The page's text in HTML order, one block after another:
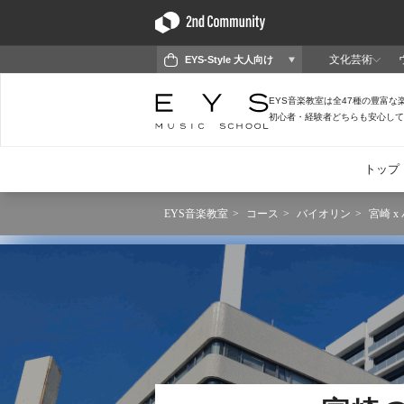
EYS音楽教室 コース バイオリン 宮崎 x